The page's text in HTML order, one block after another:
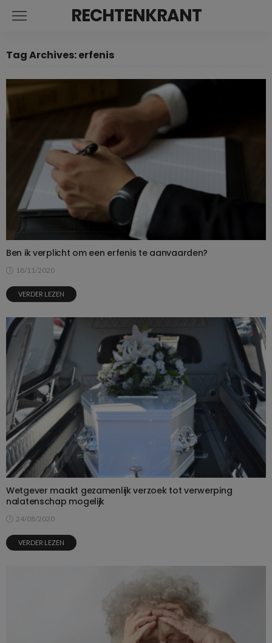
RECHTENKRANT
Tag Archives: erfenis
Ben ik verplicht om een erfenis te aanvaarden?
18/11/2020
VERDER LEZEN
Wetgever maakt gezamenlijk verzoek tot verwerping
nalatenschap mogelijk
24/08/2020
VERDER LEZEN